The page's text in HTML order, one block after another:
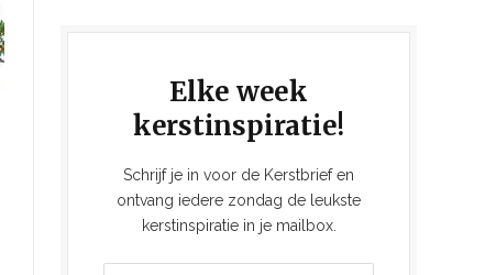
Elke week
kerstinspiratie!
Schrijf je in voor de Kerstbrief en
ontvang iedere zondag de leukste
kerstinspiratie in je mailbox.